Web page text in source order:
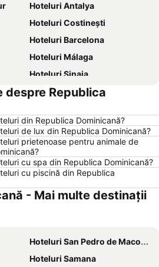
Hoteluri Antalya
Hoteluri Costinești
Hoteluri Barcelona
Hoteluri Málaga
Hoteluri Sinaia
Hoteluri Eforie Sud
Hoteluri Durrës
Hoteluri Neptun
Hoteluri Chalkidiki
Hoteluri Turcia
Hoteluri Italia
Hoteluri Phu Quoc
Hoteluri România
Republica
din Republica Dominicană?
de lux din Republica Dominicană?
prietenoase pentru animale de
cu spa din Republica Dominicană?
cu piscină din Republica
- Mai multe destinații
Hoteluri San Pedro de Macoris
Hoteluri Samana